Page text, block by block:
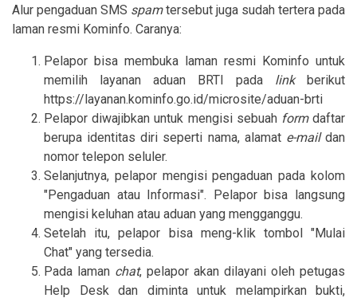
Alur pengaduan SMS spamtersebut juga sudah tertera pada
laman resmi Kominfo. Caranya:
Pelapor bisa membuka laman resmi Kominfo untuk
memilih layanan aduan BRTI pada linkberikut
https://layanan.kominfo.go.id/microsite/aduan-brti
Pelapor diwajibkan untuk mengisi sebuahformdaftar
berupa identitas diri seperti nama, alamate-maildan
nomor telepon seluler.
Selanjutnya, pelapor mengisi pengaduan pada kolom
"Pengaduan atau Informasi". Pelapor bisa langsung
mengisi keluhan atau aduan yang mengganggu.
Setelah itu, pelapor bisa meng-klik tombol "Mulai
Chat" yang tersedia.
Pada laman chat, pelapor akan dilayani oleh petugas
Help Desk dan diminta untuk melampirkan bukti,